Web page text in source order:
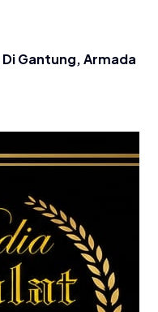
Gantung, Armada